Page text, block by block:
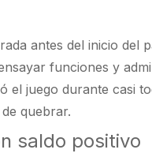
antes del inicio del
funciones y
el juego durante casi
quebrar.
saldo positivo